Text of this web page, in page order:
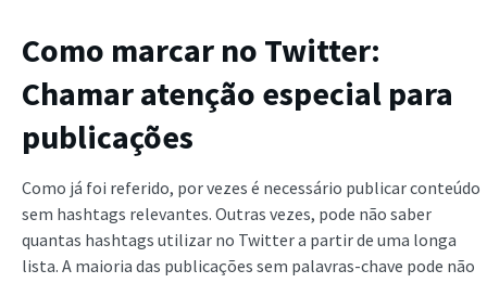
Como marcar no Twitter:
Chamar atenção especial para
publicações
Como já foi referido, por vezes é necessário publicar conteúdo
sem hashtags relevantes. Outras vezes, pode não saber
quantas hashtags utilizar no Twitter a partir de uma longa
lista. A maioria das publicações sem palavras-chave pode não